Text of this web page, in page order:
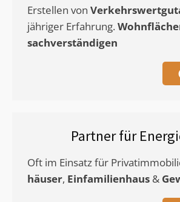
Erstellen von
jähriger Erfahrung.
sachverständigen
Partner für
Oft im Einsatz für
häuser, Einfamilienhaus &